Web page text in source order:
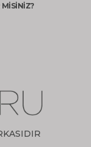
MİSİNİZ?